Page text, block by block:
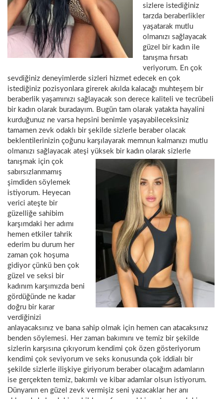
sizlere istediğiniz
tarzda beraberlikler
yaşatarak mutlu
olmanızı sağlayacak
güzel bir kadın ile
tanışma fırsatı
veriyorum. En çok
sevdiğiniz deneyimlerde sizleri hizmet edecek en çok
istediğiniz pozisyonlara girerek akılda kalacağı muhteşem bir
beraberlik yaşamınızı sağlayacak son derece kaliteli ve tecrübeli
bir kadın olarak buradayım. Bugün tam olarak yatakta hayalini
kurduğunuz ne varsa hepsini benimle yaşayabileceksiniz
tamamen zevk odaklı bir şekilde sizlerle beraber olacak
beklentilerinizin çoğunu karşılayarak memnun kalmanızı mutlu
olmanızı sağlayacak ateşi yüksek bir kadın olarak sizlerle
tanışmak için çok
sabırsızlanmamış
şimdiden söylemek
istiyorum. Heyecan
verici ateşte bir
güzelliğe sahibim
karşımdaki her adımı
hemen etkiler tahrik
ederim bu durum her
zaman çok hoşuma
gidiyor çünkü ben çok
güzel ve seksi bir
kadınım karşımızda beni
gördüğünde ne kadar
doğru bir karar
verdiğinizi
anlayacaksınız ve bana sahip olmak için hemen can atacaksınız
benden söylemesi. Her zaman bakımını ve temiz bir şekilde
sizlerin karşısına çıkıyorum kendimi çok özen gösteriyorum
kendimi çok seviyorum ve seks konusunda çok iddialı bir
şekilde sizlerle ilişkiye giriyorum beraber olacağım adamların
ise gerçekten temiz, bakımlı ve kibar adamlar olsun istiyorum.
Dünyanın en güzel zevk vermişiz seni yazacaklar her anı